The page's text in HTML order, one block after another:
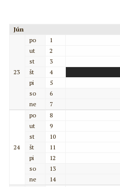
Jún
23
po
1
ut
2
st
3
št
4
pi
5
so
6
ne
7
24
po
8
ut
9
st
10
št
11
pi
12
so
13
ne
14